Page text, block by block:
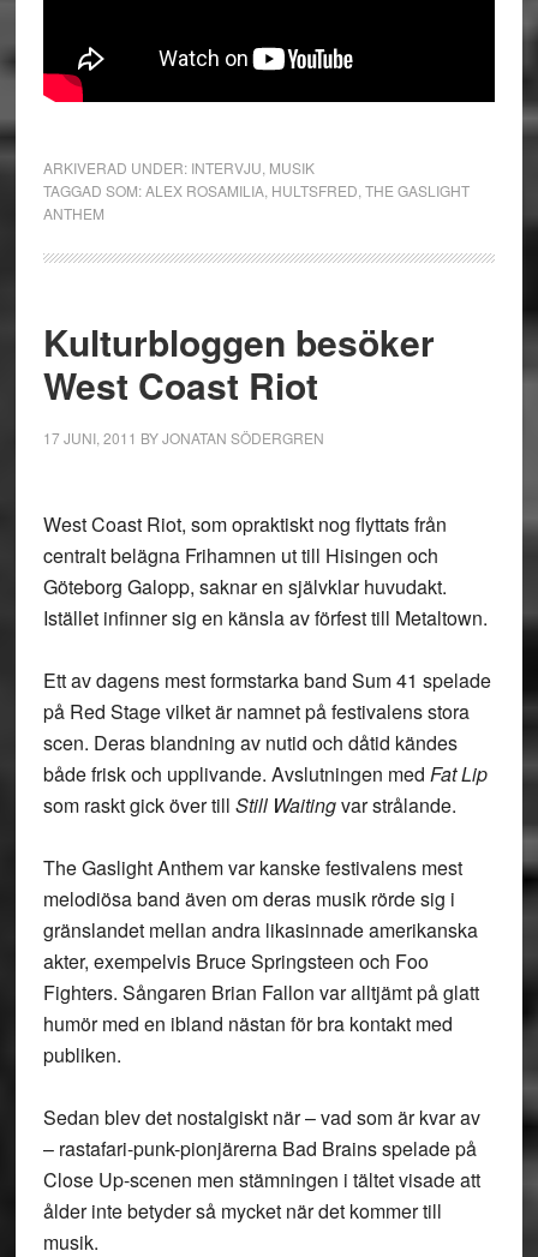
ARKIVERAD UNDER: INTERVJU MUSIK
TAGGAD SOM:ALEX ROSAMILIA, HULTSFRED THE GASLIGHT
ANTHEM
Kulturbloggen besöker
West Coast Riot
17 JUNI, 2011 BYJONATAN SÖDERGREN
West Coast Riot, som opraktiskt nog flyttats från
centralt belägna Frihamnen ut till Hisingen och
Göteborg Galopp, saknar en självklar huvudakt.
Istället infinner sig en känsla av förfest till Metaltown.
Ett av dagens mest formstarka band Sum 41 spelade
på Red Stage vilket är namnet på festivalens stora
scen. Deras blandning av nutid och dåtid kändes
både frisk och upplivande. Avslutningen med Fat Lip
som raskt gick över till Still Waitingvar strålande.
The Gaslight Anthem var kanske festivalens mest
melodiösa band även om deras musik rörde sig i
gränslandet mellan andra likasinnade amerikanska
akter, exempelvis Bruce Springsteen och Foo
Fighters. Sångaren Brian Fallon var alltjämt på glatt
humör med en ibland nästan för bra kontakt med
publiken.
Sedan blev det nostalgiskt när – vad som är kvar av
– rastafari-punk-pionjärerna Bad Brains spelade på
Close Up-scenen men stämningen i tältet visade att
ålder inte betyder så mycket när det kommer till
musik.